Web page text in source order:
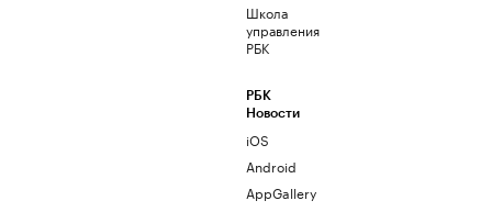
Школа
управления
РБК
РБК
Новости
iOS
Android
AppGallery